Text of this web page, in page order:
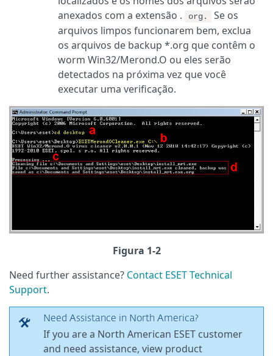
anexados com a extensão .
org.
Se os
arquivos limpos funcionarem bem, exclua
os arquivos de backup *.org que contêm o
worm Win32/Merond.O ou eles serão
detectados na próxima vez que você
executar uma verificação.
Figura 1-2
Need further assistance? Contact ESET Technical
Support.
Need Assistance in North America?
If you are a North American ESET customer
and need assistance, view product